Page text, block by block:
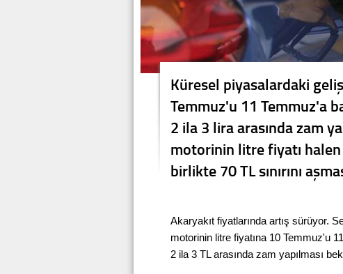
Küresel piyasalardaki
Temmuz'u 11 Temmuz'a
2 ila 3 lira arasında zam
motorinin litre fiyatı halen
birlikte 70 TL sınırını
Akaryakıt fiyatlarında artış sürüyor.
motorinin litre fiyatına 10 Temmuz'u
2 ila 3 TL arasında zam yapılması